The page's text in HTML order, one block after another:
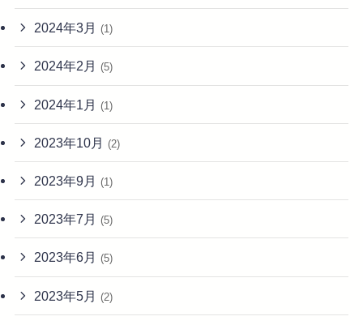
2024年3月 (1)
2024年2月 (5)
2024年1月 (1)
2023年10月 (2)
2023年9月 (1)
2023年7月 (5)
2023年6月 (5)
2023年5月 (2)